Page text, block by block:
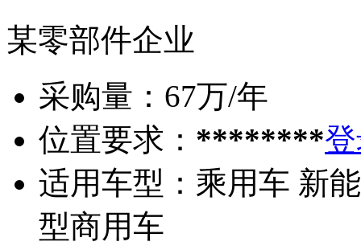
某零部件企业
采购量： 67万/年
位置要求： ********
适用车型： 乘用车 新
型商用车